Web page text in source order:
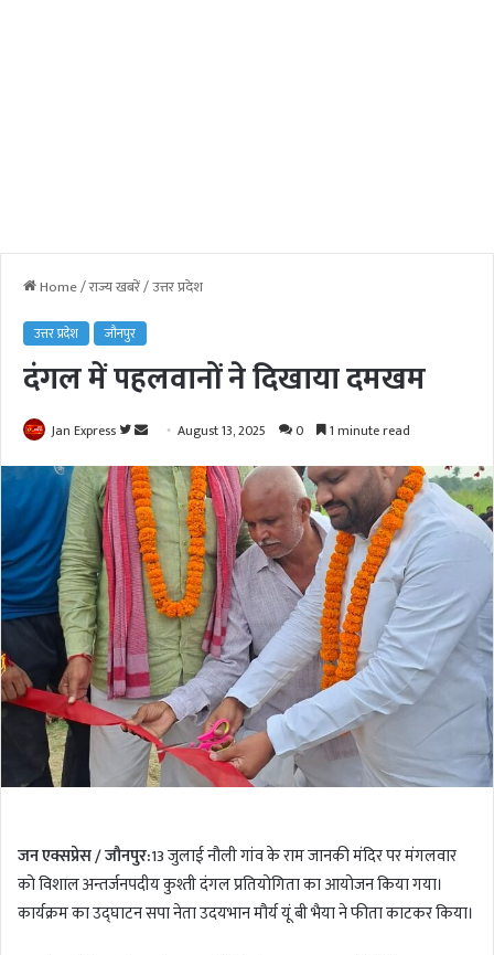
Home/राज्य खबरें/उत्तर प्रदेश
उत्तर प्रदेश जौनपुर
दंगल में पहलवानों ने दिखाया दमखम
Jan Express
F
l
l
o
w
o
n
T
w
i
t
t
e
n
d
a
n
e
m
a
i
l
August 13, 2025 0 1 minute read
जन एक्सप्रेस / जौनपुर:13 जुलाई नौली गांव के राम जानकी मंदिर पर मंगलवार
को विशाल अन्तर्जनपदीय कुश्ती दंगल प्रतियोगिता का आयोजन किया गया।
कार्यक्रम का उद्घाटन सपा नेता उदयभान मौर्य यूं बी भैया ने फीता काटकर किया।